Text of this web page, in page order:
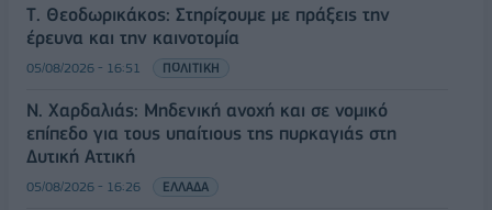
Τ. Θεοδωρικάκος: Στηρίζουμε με πράξεις την
έρευνα και την καινοτομία
05/08/2026 - 16:51 ΠΟΛΙΤΙΚΗ
Ν. Χαρδαλιάς: Μηδενική ανοχή και σε νομικό
επίπεδο για τους υπαίτιους της πυρκαγιάς στη
Δυτική Αττική
05/08/2026 - 16:26 ΕΛΛΑΔΑ